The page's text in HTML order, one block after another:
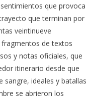
que provoca
que terminan por
veintinueve
de textos
y notas oficiales, que
itinerario desde que
sangre, ideales y
se abrieron los